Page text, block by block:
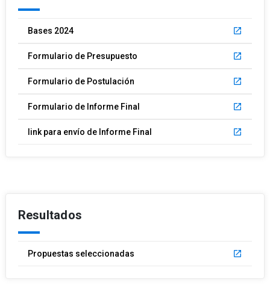
Bases 2024 launch
Formulario de Presupuesto launch
Formulario de Postulación launch
Formulario de Informe Final launch
link para envío de Informe Final launch
Resultados
Propuestas seleccionadas launch